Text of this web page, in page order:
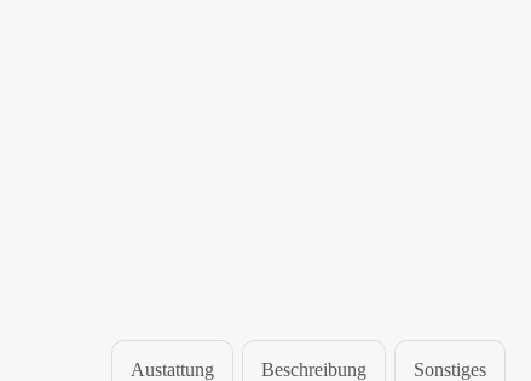
Austattung Beschreibung Sonstiges